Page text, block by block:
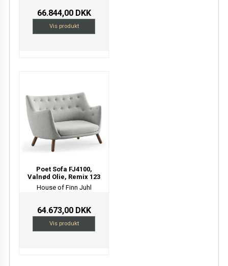
66.844,00 DKK
Vis produkt
Poet Sofa FJ4100,
Valnød Olie, Remix 123
House of Finn Juhl
64.673,00 DKK
Vis produkt